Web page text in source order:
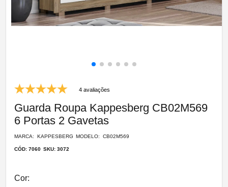
4 avaliações
Guarda Roupa Kappesberg CB02M569
6 Portas 2 Gavetas
MARCA: KAPPESBERG MODELO: CB02M569
CÓD: 7060 SKU: 3072
Cor: